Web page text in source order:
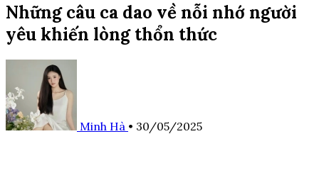
Những câu ca dao về nỗi nhớ người
yêu khiến lòng thổn thức
Minh Hà • 30/05/2025